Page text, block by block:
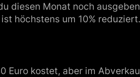
Monat noch
höchstens um 10%
kostet, aber im